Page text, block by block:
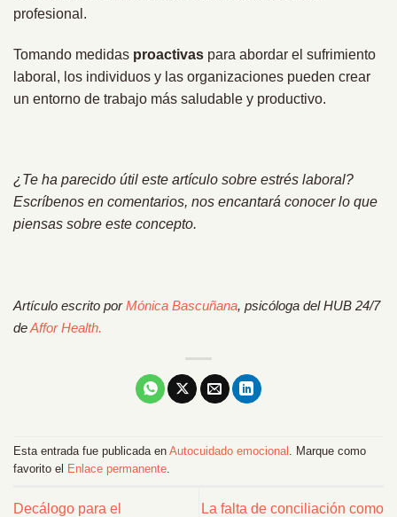
profesional.
Tomando medidas proactivas para abordar el sufrimiento
laboral, los individuos y las organizaciones pueden crear
un entorno de trabajo más saludable y productivo.
¿Te ha parecido útil este artículo sobre estrés laboral?
Escríbenos en comentarios, nos encantará conocer lo que
piensas sobre este concepto.
Artículo escrito porMónica Bascuñana, psicóloga del HUB 24/7
deAffor Health.
Esta entrada fue publicada en Autocuidado emocional . Marque como
favorito el Enlace permanente.
Decálogo para el
La falta de conciliación como